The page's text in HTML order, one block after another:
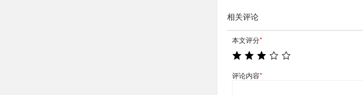
相关评论
本文评分*
评论内容*